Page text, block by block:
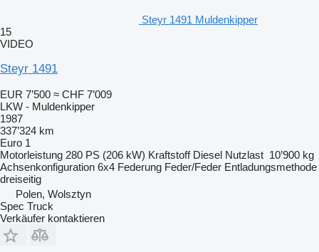
Steyr 1491 Muldenkipper
15
VIDEO
Steyr 1491
EUR 7’500 ≈ CHF 7’009
LKW - Muldenkipper
1987
337’324 km
Euro 1
Motorleistung 280 PS (206 kW) Kraftstoff Diesel Nutzlast 10’900 kg
Achsenkonfiguration 6x4 Federung Feder/Feder Entladungsmethode
dreiseitig
Polen, Wolsztyn
Spec Truck
Verkäufer kontaktieren